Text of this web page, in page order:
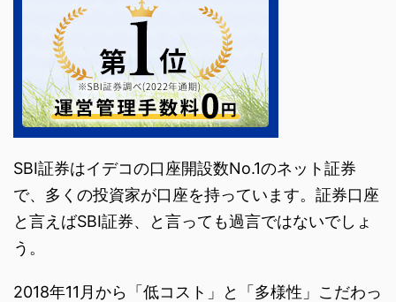
SBI証券はイデコの口座開設数No.1のネット証券
で、多くの投資家が口座を持っています。証券口座
と言えばSBI証券、と言っても過言ではないでしょ
う。
2018年11月から「低コスト」と「多様性」こだわっ